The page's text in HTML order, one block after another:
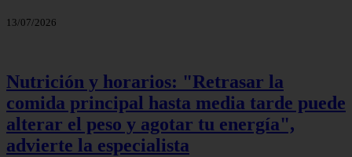
13/07/2026
Nutrición y horarios: "Retrasar la
comida principal hasta media tarde puede
alterar el peso y agotar tu energía",
advierte la especialista